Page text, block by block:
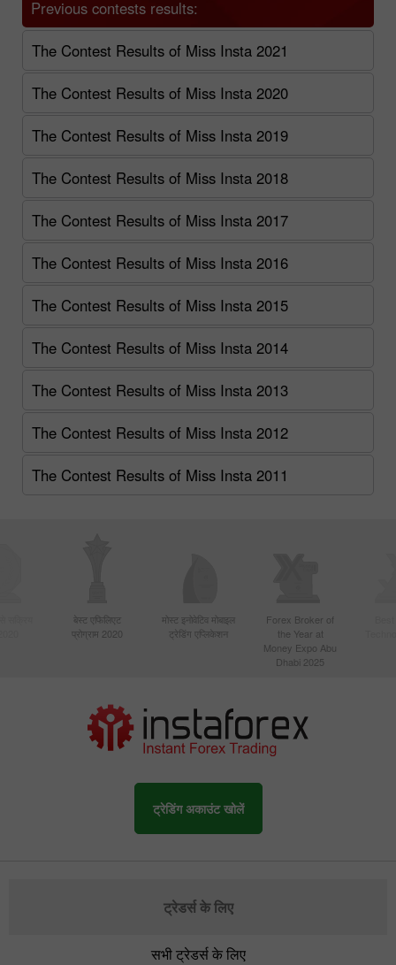
Previous contests results:
The Contest Results of Miss Insta 2021
The Contest Results of Miss Insta 2020
The Contest Results of Miss Insta 2019
The Contest Results of Miss Insta 2018
The Contest Results of Miss Insta 2017
The Contest Results of Miss Insta 2016
The Contest Results of Miss Insta 2015
The Contest Results of Miss Insta 2014
The Contest Results of Miss Insta 2013
The Contest Results of Miss Insta 2012
The Contest Results of Miss Insta 2011
बेस्ट एफिलिएट
प्रोग्राम 2020
मोस्ट इनोवेटिव मोबाइल
ट्रेडिंग एप्लिकेशन
Forex Broker of
the Year at
Money Expo Abu
Dhabi 2025
ट्रेडिंग अकाउंट खोलें
ट्रेडर्स के लिए
सभी ट्रेडर्स के लिए